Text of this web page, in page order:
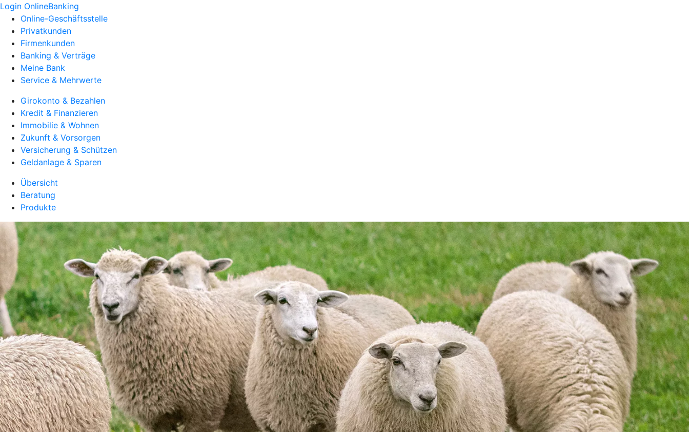
Login OnlineBanking
Online-Geschäftsstelle
Privatkunden
Firmenkunden
Banking & Verträge
Meine Bank
Service & Mehrwerte
Girokonto & Bezahlen
Kredit & Finanzieren
Immobilie & Wohnen
Zukunft & Vorsorgen
Versicherung & Schützen
Geldanlage & Sparen
Übersicht
Beratung
Produkte